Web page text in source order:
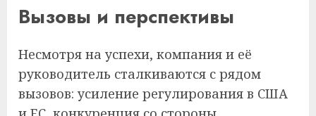
Вызовы и перспективы
Несмотря на успехи, компания и её
руководитель сталкиваются с рядом
вызовов: усиление регулирования в США